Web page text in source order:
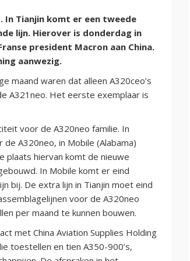
In Tianjin komt er een tweede
lijn. Hierover is donderdag in
president Macron aan China.
aanwezig.
maand waren dat alleen A320ceo’s
A321neo. Het eerste exemplaar is
voor de A320neo familie. In
A320neo, in Mobile (Alabama)
plaats hiervan komt de nieuwe
In Mobile komt er eind
bij. De extra lijn in Tianjin moet eind
voor de A320neo
per maand te kunnen bouwen.
met China Aviation Supplies Holding
toestellen en tien A350-900’s,